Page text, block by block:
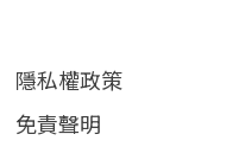
隱私權政策
免責聲明